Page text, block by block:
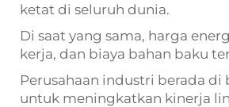
ketat di seluruh dunia.
Di saat yang sama, harga
kerja, dan biaya bahan baku
Perusahaan industri berada di
untuk meningkatkan kinerja